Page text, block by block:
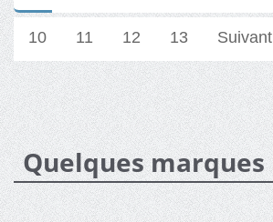
10 11 12 13 Suivant
Quelques marques